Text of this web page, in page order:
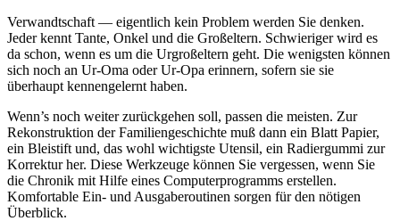
Verwandtschaft — eigentlich kein Problem werden Sie denken.
Jeder kennt Tante, Onkel und die Großeltern. Schwieriger wird es
da schon, wenn es um die Urgroßeltern geht. Die wenigsten können
sich noch an Ur-Oma oder Ur-Opa erinnern, sofern sie sie
überhaupt kennengelernt haben.
Wenn’s noch weiter zurückgehen soll, passen die meisten. Zur
Rekonstruktion der Familiengeschichte muß dann ein Blatt Papier,
ein Bleistift und, das wohl wichtigste Utensil, ein Radiergummi zur
Korrektur her. Diese Werkzeuge können Sie vergessen, wenn Sie
die Chronik mit Hilfe eines Computerprogramms erstellen.
Komfortable Ein- und Ausgaberoutinen sorgen für den nötigen
Überblick.